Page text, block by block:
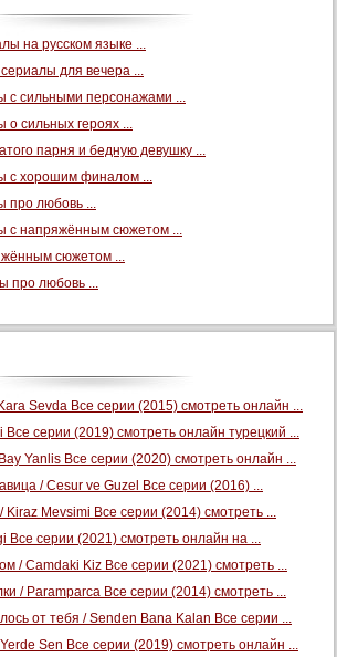
на русском языке ...
для вечера ...
с сильными персонажами ...
о сильных героях ...
парня и бедную девушку ...
с хорошим финалом ...
про любовь ...
с напряжённым сюжетом ...
сюжетом ...
про любовь ...
Sevda Все серии (2015) смотреть онлайн ...
серии (2019) смотреть онлайн турецкий ...
Yanlis Все серии (2020) смотреть онлайн ...
/ Cesur ve Guzel Все серии (2016) ...
Mevsimi Все серии (2014) смотреть ...
Все серии (2021) смотреть онлайн на ...
/ Camdaki Kiz Все серии (2021) смотреть ...
/ Paramparca Все серии (2014) смотреть ...
от тебя / Senden Bana Kalan Все серии ...
Sen Все серии (2019) смотреть онлайн ...